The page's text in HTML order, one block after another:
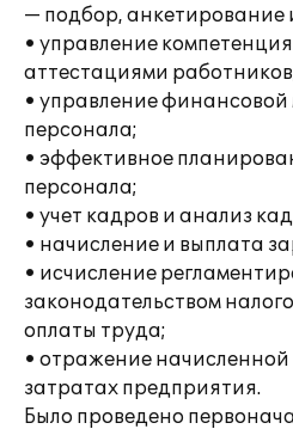
— подбор, анкетирование
• управление
аттестациями
• управление
персонала;
• эффективное
персонала;
• учет кадров и анализ
• начисление и выплата
• исчисление
законодательством
оплаты труда;
• отражение начисленной
затратах предприятия.
Было проведено